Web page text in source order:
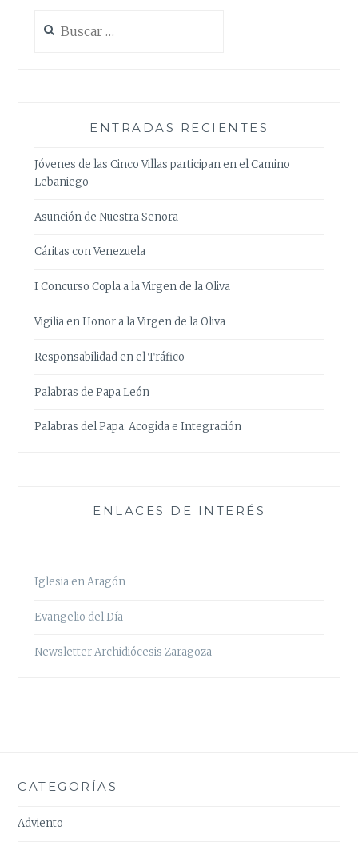
ENTRADAS RECIENTES
Jóvenes de las Cinco Villas participan en el Camino
Lebaniego
Asunción de Nuestra Señora
Cáritas con Venezuela
I Concurso Copla a la Virgen de la Oliva
Vigilia en Honor a la Virgen de la Oliva
Responsabilidad en el Tráfico
Palabras de Papa León
Palabras del Papa: Acogida e Integración
ENLACES DE INTERÉS
Iglesia en Aragón
Evangelio del Día
Newsletter Archidiócesis Zaragoza
CATEGORÍAS
Adviento